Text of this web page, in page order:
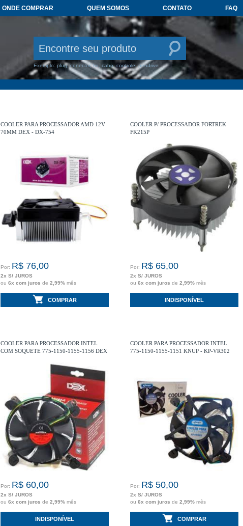
ONDE COMPRAR QUEM SOMOS CONTATO FAQ
Exemplo: plug, conector, fio, cabo, controle, pendrive
COOLER PARA PROCESSADOR AMD 12V
70MM DEX - DX-754
Por: R$ 76,00
2x S/ JUROS
ou 6x com juros de 2,99% mês
COMPRAR
COOLER P/ PROCESSADOR FORTREK
FK215P
Por: R$ 65,00
2x S/ JUROS
ou 6x com juros de 2,99% mês
INDISPONÍVEL
COOLER PARA PROCESSADOR INTEL
COM SOQUETE 775-1150-1155-1156 DEX
Por: R$ 60,00
2x S/ JUROS
ou 6x com juros de 2,99% mês
INDISPONÍVEL
COOLER PARA PROCESSADOR INTEL
775-1150-1155-1151 KNUP - KP-VR302
Por: R$ 50,00
2x S/ JUROS
ou 6x com juros de 2,99% mês
COMPRAR